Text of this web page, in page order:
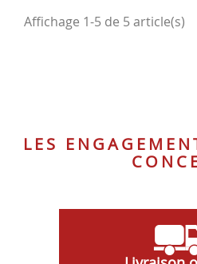
Affichage 1-5 de 5 article(s)
LES